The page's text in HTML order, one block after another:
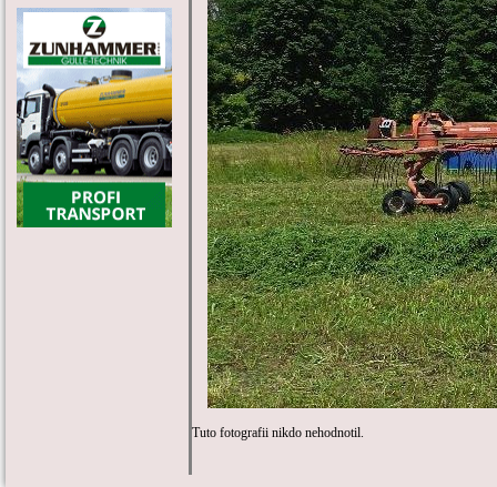
Tuto fotografii nikdo nehodnotil.